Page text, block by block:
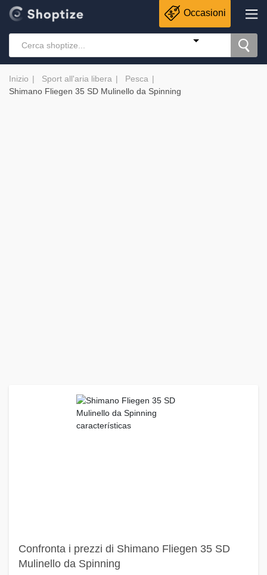
Occasioni
Inizio Sport all'aria libera
Pesca
Shimano Fliegen 35 SD Mulinello da Spinning
Confronta i prezzi di Shimano Fliegen 35 SD
Mulinello da Spinning